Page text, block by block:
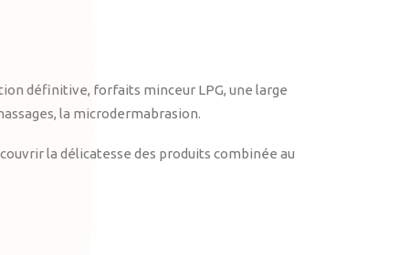
définitive, forfaits minceur LPG, une large
la microdermabrasion.
la délicatesse des produits combinée au